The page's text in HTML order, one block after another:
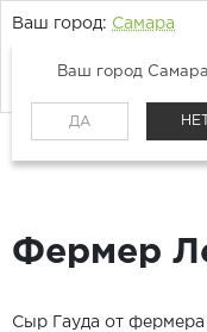
Ваш город: Самара
Ваш город
ДА НЕТ
Фермер
Сыр Гауда от